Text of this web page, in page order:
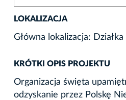
LOKALIZACJA
Główna lokalizacja:
KRÓTKI OPIS PROJEKTU
Organizacja święta
odzyskanie przez Polskę